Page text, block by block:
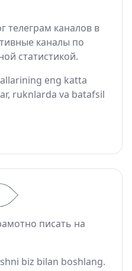
телеграм каналов в
каналы по
статистикой.
eng katta
ruknlarda va batafsil
писать на
biz bilan boshlang.